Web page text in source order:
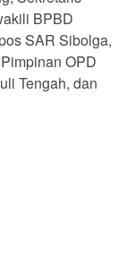
BPBD
SAR Sibolga,
OPD
Tengah, dan